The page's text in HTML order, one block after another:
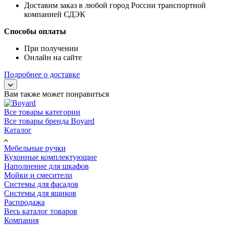
Доставим заказ в любой город России транспортной
компанией СДЭК
Способы оплаты
При получении
Онлайн на сайте
Подробнее о доставке
Вам также может понравиться
Все товары категории
Все товары бренда Boyard
Каталог
Мебельные ручки
Кухонные комплектующие
Наполнение для шкафов
Мойки и смесители
Системы для фасадов
Системы для ящиков
Распродажа
Весь каталог товаров
Компания